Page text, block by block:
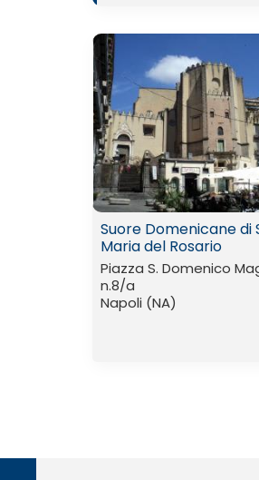
Suore Domenicane di
Maria del Rosario
Piazza S. Domenico
n.8/a
Napoli (NA)